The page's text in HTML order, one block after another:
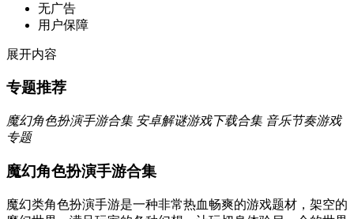
无广告
用户保障
展开内容
专题推荐
魔幻角色扮演手游合集 安卓解谜游戏下载合集 音乐节奏游戏
专题
魔幻角色扮演手游合集
魔幻类角色扮演手游是一种非常热血畅爽的游戏题材，架空的